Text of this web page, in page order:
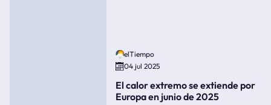
elTiempo
04 jul 2025
El calor extremo se extiende por
Europa en junio de 2025